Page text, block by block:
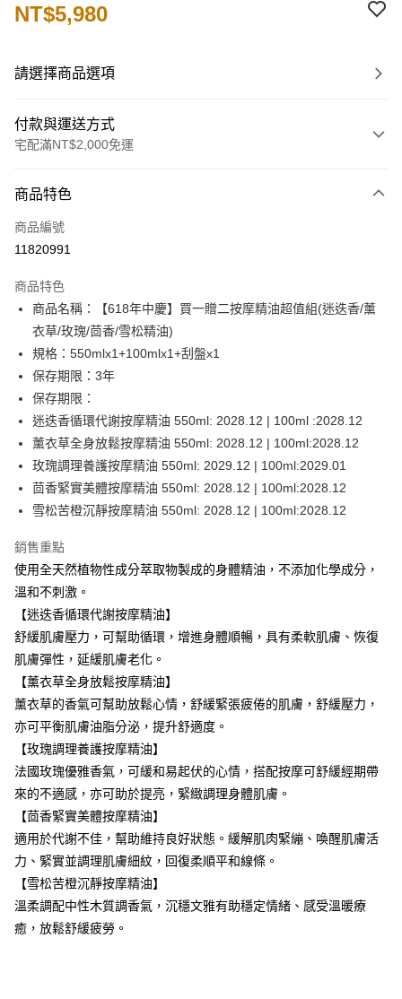
NT$5,980
請選擇商品選項
付款與運送方式
宅配滿NT$2,000免運
信用卡一次付款
信用卡分期付款
合作金庫商業銀行
華南商業銀行
彰化商業銀行
上海商業儲蓄銀行
國泰世華商業銀行
臺灣中小企業銀行
匯豐（台灣）商業銀行
聯邦商業銀行
元大商業銀行
永豐商業銀行
玉山商業銀行
星展（台灣）商業銀行
台新國際商業銀行
中國信託商業銀行
台灣樂天信用卡公司
6 期 0 利率 每期
華南商業銀行
上海商業儲蓄銀行
台北富邦商業銀行
國泰世華商業銀行
臺灣中小企業銀行
匯豐（台灣）商業銀行
華泰商業銀行
聯邦商業銀行
元大商業銀行
永豐商業銀行
玉山商業銀行
星展（台灣）商業銀行
台新國際商業銀行
中國信託商業銀行
台灣樂天信用卡公司
LINE Pay
Apple Pay
街口支付
悠遊付
Google Pay
全盈+PAY
運送方式
新竹貨運
每筆NT$80，滿NT$2,000(含以上)免運費
離島宅配
每筆NT$120，滿NT$2,000(含以上)免運費
商品特色
商品編號
11820991
商品特色
商品名稱：【618年中慶】買一贈二按摩精油超值組(迷迭香/薰
衣草/玫瑰/茴香/雪松精油)
規格：550mlx1+100mlx1+刮盤x1
保存期限：3年
保存期限：
迷迭香循環代謝按摩精油 550ml: 2028.12 | 100ml :2028.12
薰衣草全身放鬆按摩精油 550ml: 2028.12 | 100ml:2028.12
玫瑰調理養護按摩精油 550ml: 2029.12 | 100ml:2029.01
茴香緊實美體按摩精油 550ml: 2028.12 | 100ml:2028.12
雪松苦橙沉靜按摩精油 550ml: 2028.12 | 100ml:2028.12
銷售重點
使用全天然植物性成分萃取物製成的身體精油，不添加化學成分，
溫和不刺激。
【迷迭香循環代謝按摩精油】
舒緩肌膚壓力，可幫助循環，增進身體順暢，具有柔軟肌膚、恢復
肌膚彈性，延緩肌膚老化。
【薰衣草全身放鬆按摩精油】
薰衣草的香氣可幫助放鬆心情，舒緩緊張疲倦的肌膚，舒緩壓力，
亦可平衡肌膚油脂分泌，提升舒適度。
【玫瑰調理養護按摩精油】
法國玫瑰優雅香氣，可緩和易起伏的心情，搭配按摩可舒緩經期帶
來的不適感，亦可助於提亮，緊緻調理身體肌膚。
【茴香緊實美體按摩精油】
適用於代謝不佳，幫助維持良好狀態。緩解肌肉緊繃、喚醒肌膚活
力、緊實並調理肌膚細紋，回復柔順平和線條。
【雪松苦橙沉靜按摩精油】
溫柔調配中性木質調香氣，沉穩文雅有助穩定情緒、感受溫暖療
癒，放鬆舒緩疲勞。